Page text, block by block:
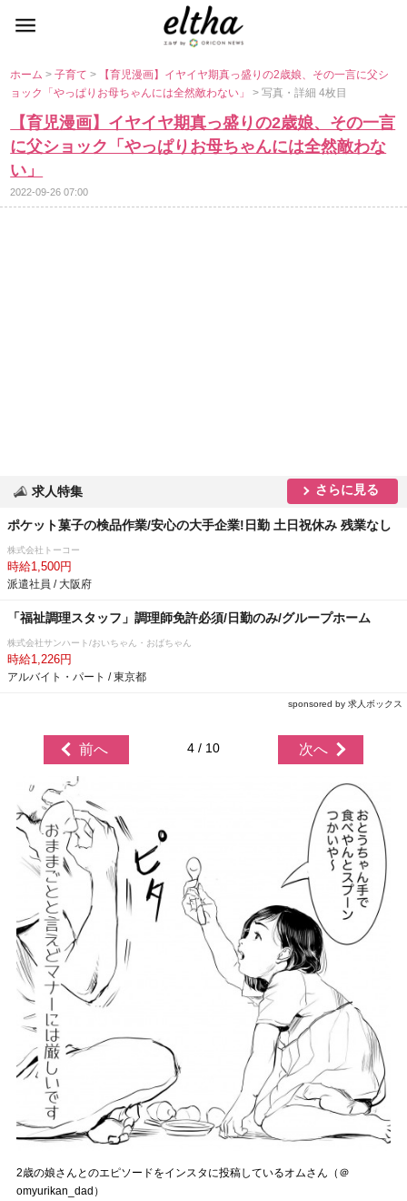
ホーム>子育て>
【育児漫画】イヤイヤ期真っ盛りの2歳娘、その一言に父シ
ョック「やっぱりお母ちゃんには全然敵わない」> 写真・詳細 4枚目
【育児漫画】イヤイヤ期真っ盛りの2歳娘、その一言
に父ショック「やっぱりお母ちゃんには全然敵わな
い」
2022-09-26 07:00
求人特集 さらに見る
ポケット菓子の検品作業/安心の大手企業!日勤 土日祝休み 残業なし
株式会社トーコー
時給1,500円
派遣社員 / 大阪府
「福祉調理スタッフ」調理師免許必須/日勤のみ/グループホーム
株式会社サンハート/おいちゃん・おばちゃん
時給1,226円
アルバイト・パート / 東京都
sponsored by 求人ボックス
前へ 4 / 10 次へ
2歳の娘さんとのエピソードをインスタに投稿しているオムさん（＠
omyurikan_dad）